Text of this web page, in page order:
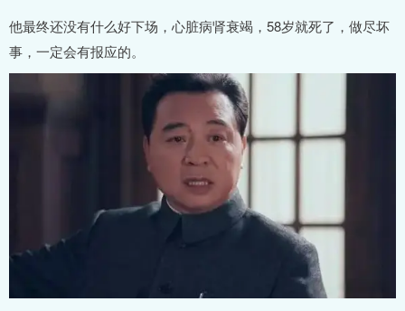
他最终还没有什么好下场，心脏病肾衰竭，58岁就死了，做尽坏
事，一定会有报应的。